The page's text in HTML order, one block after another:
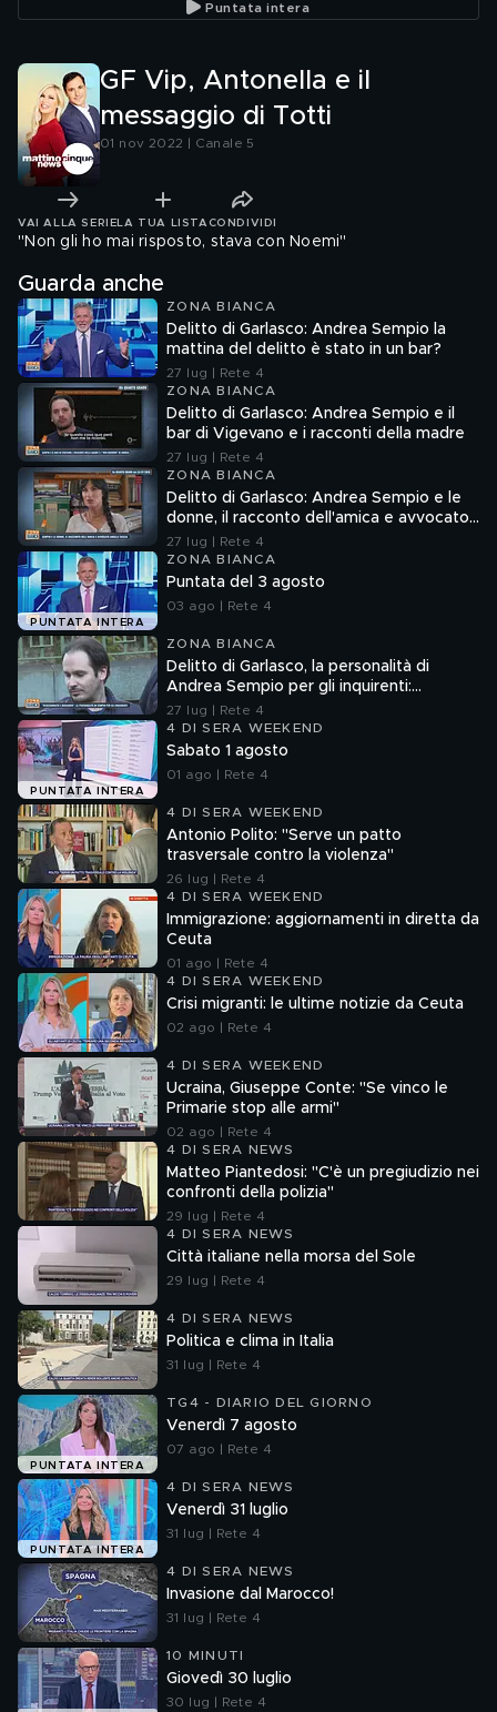
Puntata intera
GF Vip, Antonella e il
messaggio di Totti
01 nov 2022 | Canale 5
VAI ALLA SERIE LA TUA LISTA CONDIVIDI
"Non gli ho mai risposto, stava con Noemi"
Guarda anche
ZONA BIANCA
Delitto di Garlasco: Andrea Sempio la
mattina del delitto è stato in un bar?
27 lug | Rete 4
ZONA BIANCA
Delitto di Garlasco: Andrea Sempio e il
bar di Vigevano e i racconti della madre
27 lug | Rete 4
ZONA BIANCA
Delitto di Garlasco: Andrea Sempio e le
donne, il racconto dell'amica e avvocato
Angela Taccia
27 lug | Rete 4
PUNTATA INTERA
ZONA BIANCA
Puntata del 3 agosto
03 ago | Rete 4
ZONA BIANCA
Delitto di Garlasco, la personalità di
Andrea Sempio per gli inquirenti:
"Ossessionato e bugiardo"
27 lug | Rete 4
PUNTATA INTERA
4 DI SERA WEEKEND
Sabato 1 agosto
01 ago | Rete 4
4 DI SERA WEEKEND
Antonio Polito: "Serve un patto
trasversale contro la violenza"
26 lug | Rete 4
4 DI SERA WEEKEND
Immigrazione: aggiornamenti in diretta da
Ceuta
01 ago | Rete 4
4 DI SERA WEEKEND
Crisi migranti: le ultime notizie da Ceuta
02 ago | Rete 4
4 DI SERA WEEKEND
Ucraina, Giuseppe Conte: "Se vinco le
Primarie stop alle armi"
02 ago | Rete 4
4 DI SERA NEWS
Matteo Piantedosi: "C'è un pregiudizio nei
confronti della polizia"
29 lug | Rete 4
4 DI SERA NEWS
Città italiane nella morsa del Sole
29 lug | Rete 4
4 DI SERA NEWS
Politica e clima in Italia
31 lug | Rete 4
PUNTATA INTERA
TG4 - DIARIO DEL GIORNO
Venerdì 7 agosto
07 ago | Rete 4
PUNTATA INTERA
4 DI SERA NEWS
Venerdì 31 luglio
31 lug | Rete 4
4 DI SERA NEWS
Invasione dal Marocco!
31 lug | Rete 4
10 MINUTI
Giovedì 30 luglio
30 lug | Rete 4